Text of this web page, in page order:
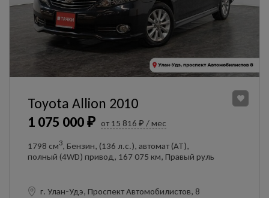
1 075 000 ₽ от 15 816 ₽ / мес
Toyota Allion 2010
1798 см3, Бензин, (136 л.с.), автомат (AT),
полный (4WD) привод, 167 075 км, Правый руль
г. Улан-Удэ, Проспект Автомобилистов, 8